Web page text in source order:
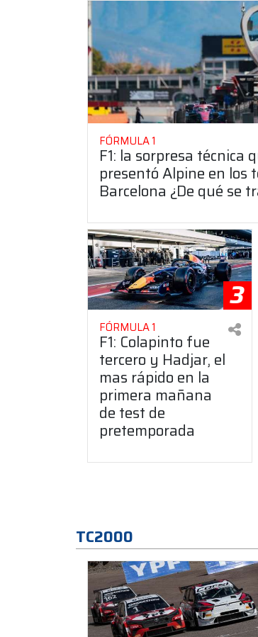
FÓRMULA 1
F1: la sorpresa técnica
presentó Alpine en los
Barcelona ¿De qué se
3
FÓRMULA 1
F1: Colapinto fue
tercero y Hadjar, el
mas rápido en la
primera mañana
de test de
pretemporada
TC2000